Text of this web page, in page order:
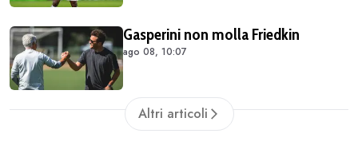
Gasperini non molla Friedkin
ago 08, 10:07
Altri articoli